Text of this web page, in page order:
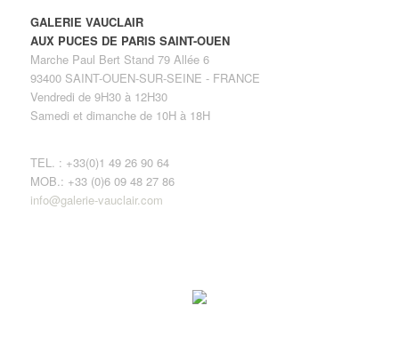
GALERIE VAUCLAIR
AUX PUCES DE PARIS SAINT-OUEN
Marche Paul Bert Stand 79 Allée 6
93400 SAINT-OUEN-SUR-SEINE - FRANCE
Vendredi de 9H30 à 12H30
Samedi et dimanche de 10H à 18H
TEL. : +33(0)1 49 26 90 64
MOB.: +33 (0)6 09 48 27 86
info@galerie-vauclair.com